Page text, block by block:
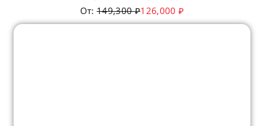
От: 149,300₽126,000₽